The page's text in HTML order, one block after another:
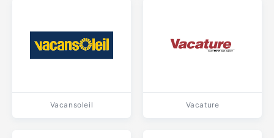
Vacansoleil Vacature